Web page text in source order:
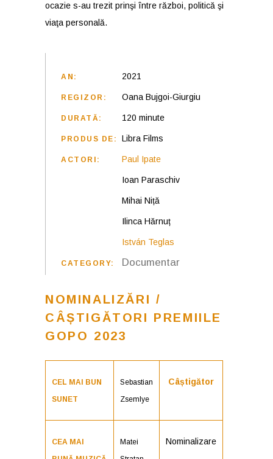
ocazie s-au trezit prinşi între război, politică şi
viaţa personală.
AN: 2021
REGIZOR: Oana Bujgoi-Giurgiu
DURATĂ: 120 minute
PRODUS DE: Libra Films
ACTORI: Paul Ipate
Ioan Paraschiv
Mihai Niță
Ilinca Hărnuț
István Teglas
CATEGORY: Documentar
NOMINALIZĂRI /
CÂȘTIGĂTORI PREMIILE
GOPO 2023
CEL MAI BUN
SUNET
Sebastian
Zsemlye
Câștigător
CEA MAI
Matei
Nominalizare